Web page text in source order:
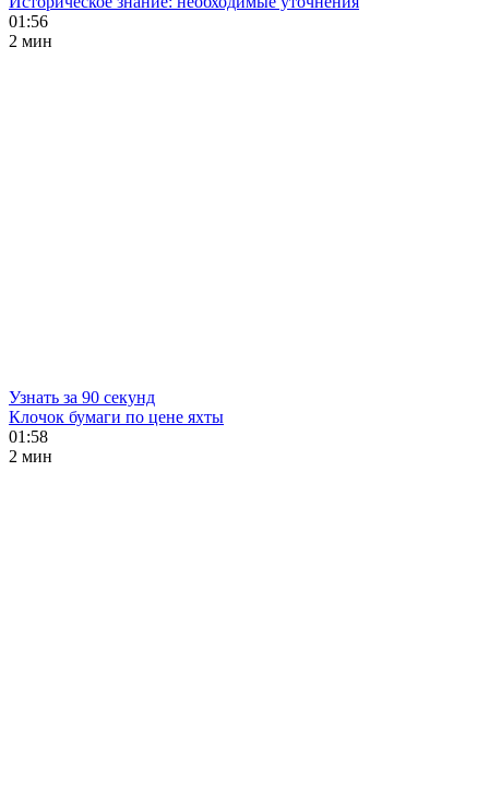
01:56
2 мин
Узнать за 90 секунд
Клочок бумаги по цене яхты
01:58
2 мин